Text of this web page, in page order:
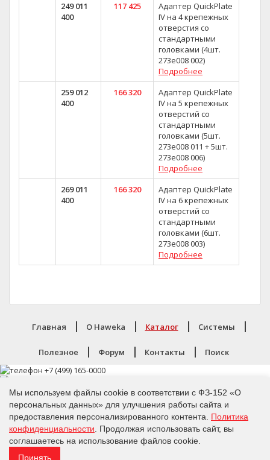
Мы используем файлы cookie в соответствии с ФЗ-152 «О
персональных данных» для улучшения работы сайта и
предоставления персонализированного контента. Политика
конфиденциальности . Продолжая использовать сайт, вы
соглашаетесь на использование файлов cookie.
Принять
249 011
400
117 425
Адаптер QuickPlate
IV на 4 крепежных
отверстия со
стандартными
головками (4шт.
273e008 002)
Подробнее
259 012
400
166 320
Адаптер QuickPlate
IV на 5 крепежных
отверстий со
стандартными
головками (5шт.
273e008 011 + 5шт.
273e008 006)
Подробнее
269 011
400
166 320
Адаптер QuickPlate
IV на 6 крепежных
отверстий со
стандартными
головками (6шт.
273e008 003)
Подробнее
Главная O Haweka Каталог Системы
Полезное Форум Контакты Поиск
Политика конфиденциальности
Copyright 2026,
Haweka
Все права защищены